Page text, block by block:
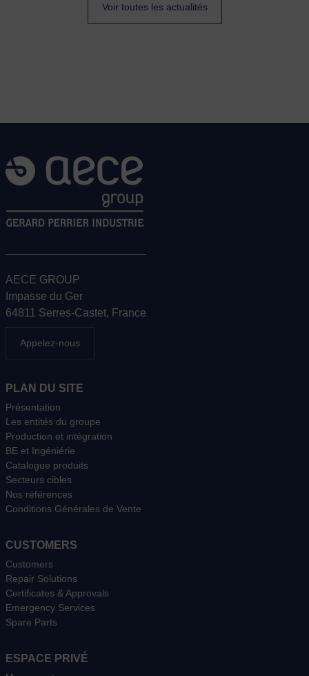
Voir toutes les actualités
AECE GROUP
Impasse du Ger
64811 Serres-Castet, France
Appelez-nous
PLAN DU SITE
Présentation
Les entités du groupe
Production et intégration
BE et Ingéniérie
Catalogue produits
Secteurs cibles
Nos références
Conditions Générales de Vente
CUSTOMERS
Customers
Repair Solutions
Certificates & Approvals
Emergency Services
Spare Parts
ESPACE PRIVÉ